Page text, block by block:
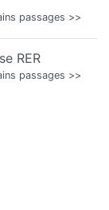
passages >>
RER
passages >>